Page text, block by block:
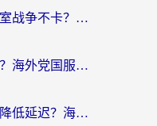
国外怎么玩部落冲突：皇室战争不卡？海外玩家畅玩国服游戏终极指南
马来西亚怎么玩敢达决战？海外党国服游戏加速避坑指南（附实测推荐）
打阴阳师什么加速器可以降低延迟？海外玩家的真实困境与破局